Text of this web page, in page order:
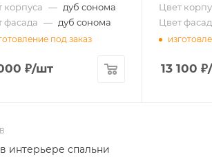
корпуса — дуб сонома
фасада — дуб сонома
под заказ
₽/шт
Цвет
Цвет
13 100 ₽
интерьере спальни